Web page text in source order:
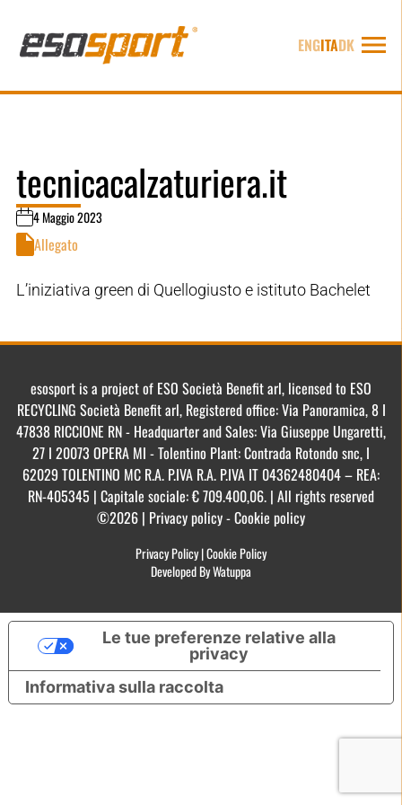
ENGITADK
tecnicacalzaturiera.it
4 Maggio 2023
Allegato
L’iniziativa green di Quellogiusto e istituto Bachelet
esosport is a project of ESO Società Benefit arl, licensed to ESO
RECYCLING Società Benefit arl, Registered office: Via Panoramica, 8 I
47838 RICCIONE RN - Headquarter and Sales: Via Giuseppe Ungaretti,
27 I 20073 OPERA MI - Tolentino Plant: Contrada Rotondo snc, I
62029 TOLENTINO MC R.A. P.IVA R.A. P.IVA IT 04362480404 – REA:
RN-405345 | Capitale sociale: € 709.400,06. | All rights reserved
©2026 | Privacy policy - Cookie policy
Privacy Policy|Cookie Policy
Developed By Watuppa
Informativa sulla raccolta
Le tue preferenze relative alla
privacy